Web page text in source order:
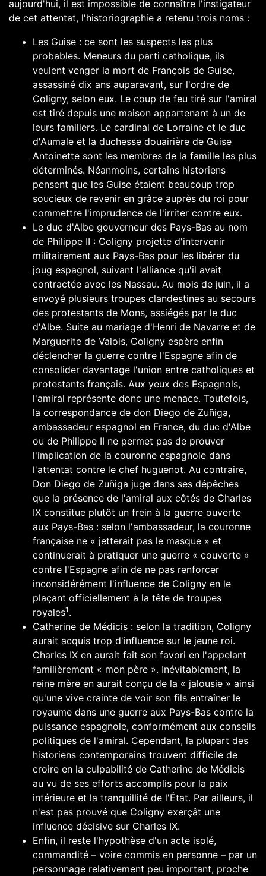
aujourd'hui, il est impossible de connaître l'instigateur
de cet attentat, l'historiographie a retenu trois noms :
Les Guise : ce sont les suspects les plus
probables. Meneurs du parti catholique, ils
veulent venger la mort de François de Guise,
assassiné dix ans auparavant, sur l'ordre de
Coligny, selon eux. Le coup de feu tiré sur l'amiral
est tiré depuis une maison appartenant à un de
leurs familiers. Le cardinal de Lorraine et le duc
d'Aumale et la duchesse douairière de Guise
Antoinette sont les membres de la famille les plus
déterminés. Néanmoins, certains historiens
pensent que les Guise étaient beaucoup trop
soucieux de revenir en grâce auprès du roi pour
commettre l'imprudence de l'irriter contre eux.
Le duc d'Albe gouverneur des Pays-Bas au nom
de Philippe II : Coligny projette d'intervenir
militairement aux Pays-Bas pour les libérer du
joug espagnol, suivant l'alliance qu'il avait
contractée avec les Nassau. Au mois de juin, il a
envoyé plusieurs troupes clandestines au secours
des protestants de Mons, assiégés par le duc
d'Albe. Suite au mariage d'Henri de Navarre et de
Marguerite de Valois, Coligny espère enfin
déclencher la guerre contre l'Espagne afin de
consolider davantage l'union entre catholiques et
protestants français. Aux yeux des Espagnols,
l'amiral représente donc une menace. Toutefois,
la correspondance de don Diego de Zuñiga,
ambassadeur espagnol en France, du duc d'Albe
ou de Philippe II ne permet pas de prouver
l'implication de la couronne espagnole dans
l'attentat contre le chef huguenot. Au contraire,
Don Diego de Zuñiga juge dans ses dépêches
que la présence de l'amiral aux côtés de Charles
IX constitue plutôt un frein à la guerre ouverte
aux Pays-Bas : selon l'ambassadeur, la couronne
française ne « jetterait pas le masque » et
continuerait à pratiquer une guerre « couverte »
contre l'Espagne afin de ne pas renforcer
inconsidérément l'influence de Coligny en le
plaçant officiellement à la tête de troupes
royales1 .
Catherine de Médicis : selon la tradition, Coligny
aurait acquis trop d'influence sur le jeune roi.
Charles IX en aurait fait son favori en l'appelant
familièrement « mon père ». Inévitablement, la
reine mère en aurait conçu de la « jalousie » ainsi
qu'une vive crainte de voir son fils entraîner le
royaume dans une guerre aux Pays-Bas contre la
puissance espagnole, conformément aux conseils
politiques de l'amiral. Cependant, la plupart des
historiens contemporains trouvent difficile de
croire en la culpabilité de Catherine de Médicis
au vu de ses efforts accomplis pour la paix
intérieure et la tranquillité de l'État. Par ailleurs, il
n'est pas prouvé que Coligny exerçât une
influence décisive sur Charles IX.
Enfin, il reste l'hypothèse d'un acte isolé,
commandité – voire commis en personne – par un
personnage relativement peu important, proche